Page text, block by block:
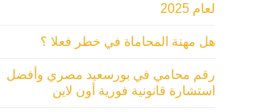
لعام 2025
هل مهنة المحاماة في خطر فعلا ؟
رقم محامي في بورسعيد مصري وأفضل
استشارة قانونية فورية أون لاين